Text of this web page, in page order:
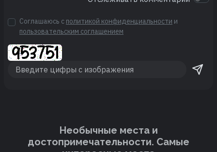
Соглашаюсь с политикой конфиденциальности и
пользовательским соглашением
Необычные места и
достопримечательности. Cамые